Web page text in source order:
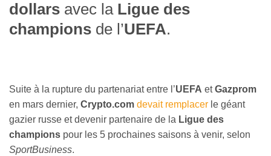
dollars avec la Ligue des
champions de l’UEFA.
Suite à la rupture du partenariat entre l’UEFA etGazprom
en mars dernier, Crypto.com devait remplacer le géant
gazier russe et devenir partenaire de la Ligue des
champions pour les 5 prochaines saisons à venir, selon
SportBusiness.